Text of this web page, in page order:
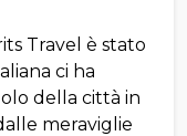
Travel è stato
ci ha
della città in
meraviglie